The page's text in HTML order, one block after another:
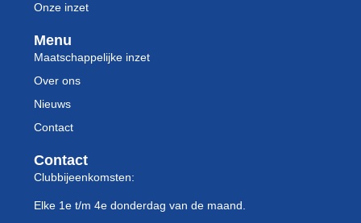
Onze inzet
Menu
Maatschappelijke inzet
Over ons
Nieuws
Contact
Contact
Clubbijeenkomsten:
Elke 1e t/m 4e donderdag van de maand.